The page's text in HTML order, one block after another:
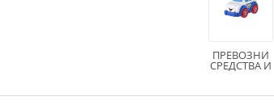
ПРЕВОЗНИ
СРЕДСТВА И
ЗАНИМАТЕЛН